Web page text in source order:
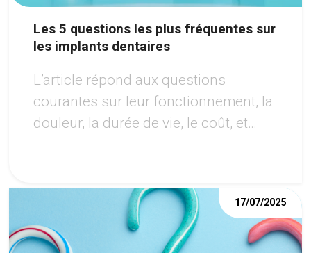
Les 5 questions les plus fréquentes sur
les implants dentaires
L’article répond aux questions
courantes sur leur fonctionnement, la
douleur, la durée de vie, le coût, et
option moderne pour retrouver un
sourire harmonieux.
17/07/2025